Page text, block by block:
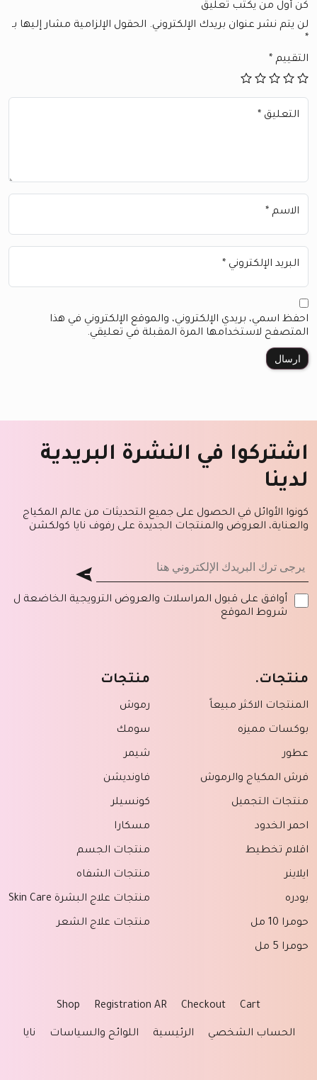
كن أول من يكتب تعليق
لن يتم نشر عنوان بريدك الإلكتروني. الحقول الإلزامية مشار إليها بـ
*
التقييم *
التعليق *
الاسم *
البريد الإلكتروني *
احفظ اسمي، بريدي الإلكتروني، والموقع الإلكتروني في هذا
المتصفح لاستخدامها المرة المقبلة في تعليقي.
اشتركوا في النشرة البريدية
لدينا
كونوا الأوائل في الحصول على جميع التحديثات من عالم المكياج
والعناية، العروض والمنتجات الجديدة على رفوف نايا كولكشن
أوافق على قبول المراسلات والعروض الترويجية الخاضعة ل
شروط الموقع
منتجات.
المنتجات الاكثر مبيعاً
بوكسات مميزه
عطور
فرش المكياج والرموش
منتجات التجميل
احمر الخدود
اقلام تخطيط
ايلاينر
بودره
حومرا 10 مل
حومرا 5 مل
منتجات
رموش
سومك
شيمر
فاونديشن
كونسيلر
مسكارا
منتجات الجسم
منتجات الشفاه
منتجات علاج البشرة Skin Care
منتجات علاج الشعر
Cart
Checkout
Registration AR
Shop
الحساب الشخصي الرئيسية اللوائح والسياسات نايا